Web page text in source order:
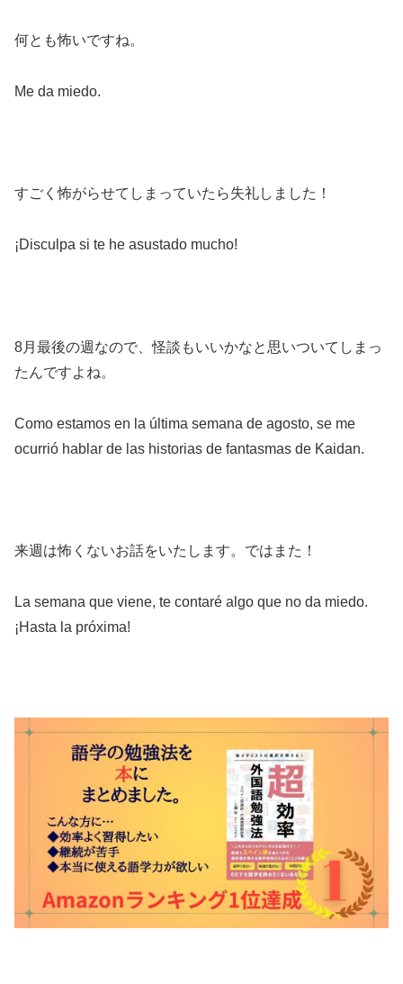
何とも怖いですね。
Me da miedo.
すごく怖がらせてしまっていたら失礼しました！
¡Disculpa si te he asustado mucho!
8月最後の週なので、怪談もいいかなと思いついてしまっ
たんですよね。
Como estamos en la última semana de agosto, se me
ocurrió hablar de las historias de fantasmas de Kaidan.
来週は怖くないお話をいたします。ではまた！
La semana que viene, te contaré algo que no da miedo.
¡Hasta la próxima!